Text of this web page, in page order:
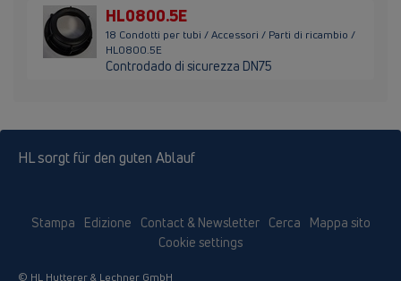
HL0800.5E
18 Condotti per tubi / Accessori / Parti di ricambio /
HL0800.5E
Controdado di sicurezza DN75
HL sorgt für den guten Ablauf
Stampa Edizione Contact & Newsletter Cerca
Mappa sito
Cookie settings
© HL Hutterer & Lechner GmbH